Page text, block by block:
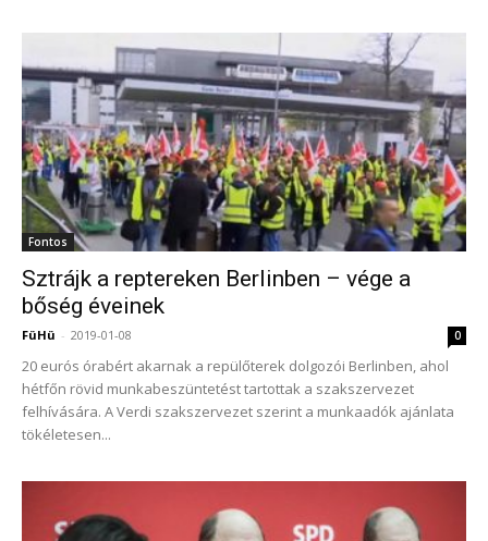
Fontos
Sztrájk a reptereken Berlinben – vége a
bőség éveinek
FüHü - 2019-01-08 0
20 eurós órabért akarnak a repülőterek dolgozói Berlinben, ahol
hétfőn rövid munkabeszüntetést tartottak a szakszervezet
felhívására. A Verdi szakszervezet szerint a munkaadók ajánlata
tökéletesen...